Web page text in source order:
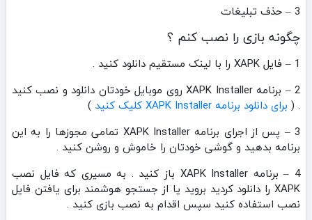
3 – حذف تبلیغات
چگونه بازی را نصب کنم ؟
1 – فایل XAPK را با لینک مستقیم دانلود کنید .
2 – برنامه XAPK Installer روی موبایل خودتان دانلود و نصب کنید
. ( برای دانلود برنامه XAPK Installer کلیک کنید
)
3 – پس از اجرای برنامه XAPK Installer تمامی مجوزها را به این
برنامه بدهید و گوشی خودتان را خاموش و روشن کنید .
4 – برنامه XAPK Installer باز کنید . به مسیری که فایل نصب
XAPK را دانلود کردید بروید یا از جستجو هوشمند برای یافتن فایل
نصب استفاده کنید سپس اقدام به نصب بازی کنید .